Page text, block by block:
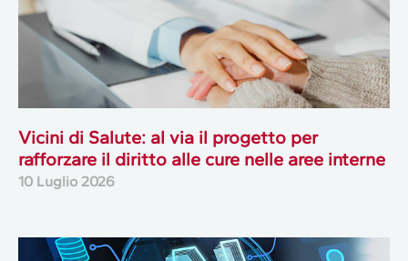
Vicini di Salute: al via il progetto per
rafforzare il diritto alle cure nelle aree interne
10 Luglio 2026